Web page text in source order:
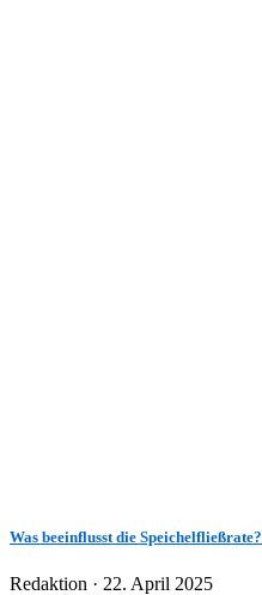
Was beeinflusst die Speichelfließrate?
Redaktion · Veröffentlicht
22. April 2025